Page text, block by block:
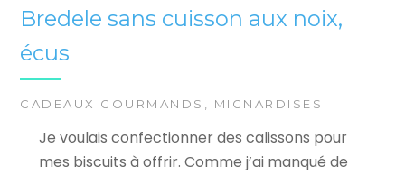
Bredele sans cuisson aux noix,
écus
CADEAUX GOURMANDS , MIGNARDISES
Je voulais confectionner des calissons pour
mes biscuits à offrir. Comme j’ai manqué de